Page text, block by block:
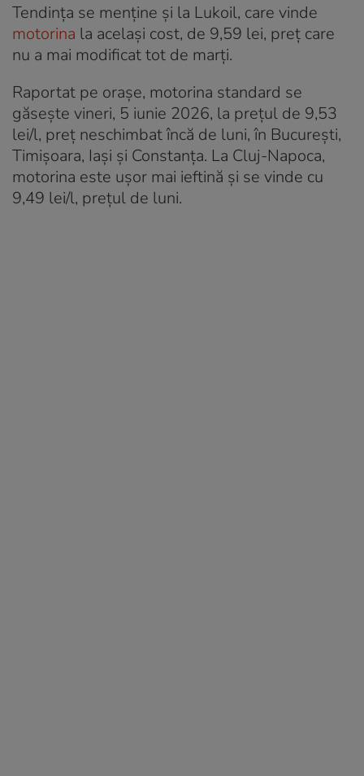
Tendința se menține și la Lukoil, care vinde
motorina la același cost, de 9,59 lei, preț care
nu a mai modificat tot de marți.
Raportat pe orașe, motorina standard se
găsește vineri, 5 iunie 2026, la prețul de 9,53
lei/l, preț neschimbat încă de luni, în București,
Timișoara, Iași și Constanța. La Cluj-Napoca,
motorina este ușor mai ieftină și se vinde cu
9,49 lei/l, prețul de luni.